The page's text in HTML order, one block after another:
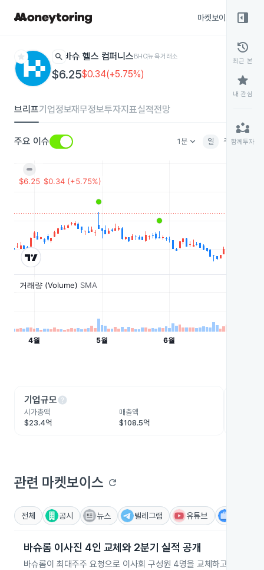
마켓보이스
star search 바슈 헬스 컴퍼니스BHC뉴욕거래소
$6.25$0.34(+5.75%)
브리프기업정보재무정보투자지표실적전망
주요 이슈 1분keyboard_arrow_down 일 주 월
기업규모help
시가총액
$23.4억
매출액
$108.5억
관련 마켓보이스 refresh
전체 공시 뉴스 텔레그램 유튜브
바슈롬 이사진 4인 교체와 2분기 실적 공개
바슈롬이 최대주주 요청으로 이사회 구성원 4명을 교체하고 신규
right_panel_open
history
최근 본
star
내 관심
partner_exchange
함께투자